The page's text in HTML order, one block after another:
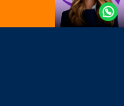
Whatsapp